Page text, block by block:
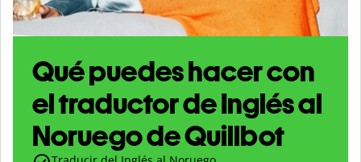
Qué puedes hacer con
el traductor de Inglés al
Noruego de Quillbot